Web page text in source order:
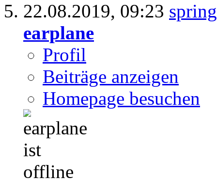
22.08.2019, 09:23
earplane
Profil
Beiträge anzeigen
Homepage besuchen